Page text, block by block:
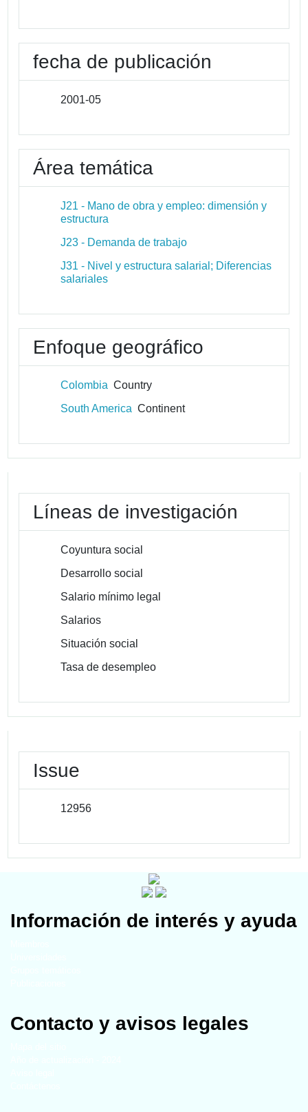
fecha de publicación
2001-05
Área temática
J21 - Mano de obra y empleo: dimensión y
estructura
J23 - Demanda de trabajo
J31 - Nivel y estructura salarial; Diferencias
salariales
Enfoque geográfico
Colombia Country
South America Continent
Líneas de investigación
Coyuntura social
Desarrollo social
Salario mínimo legal
Salarios
Situación social
Tasa de desempleo
Issue
12956
Información de interés y ayuda
Contacto y avisos legales